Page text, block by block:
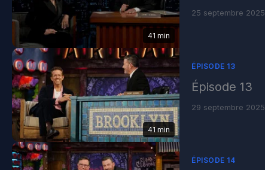
41 min
25 septembre 2025
41 min
ÉPISODE 13
Épisode 13
29 septembre 2025
ÉPISODE 14